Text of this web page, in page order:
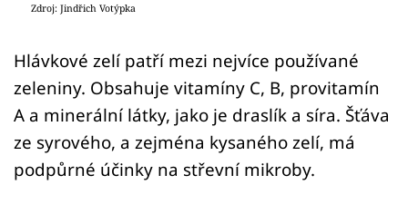
Zdroj: Jindřich Votýpka
Hlávkové zelí patří mezi nejvíce používané
zeleniny. Obsahuje vitamíny C, B, provitamín
A a minerální látky, jako je draslík a síra. Šťáva
ze syrového, a zejména kysaného zelí, má
podpůrné účinky na střevní mikroby.